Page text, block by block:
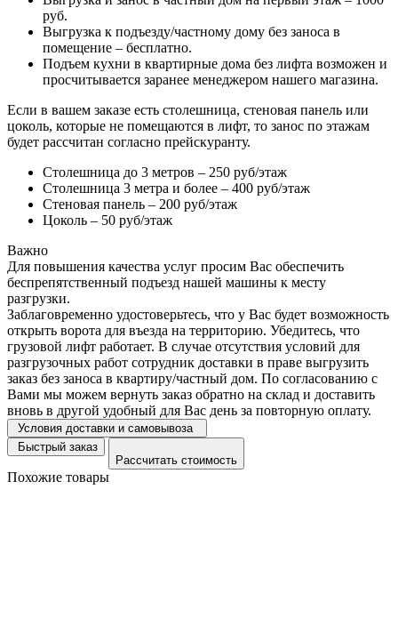
руб.
Выгрузка к подъезду/частному дому без заноса в
помещение – бесплатно.
Подъем кухни в квартирные дома без лифта возможен и
просчитывается заранее менеджером нашего магазина.
Если в вашем заказе есть столешница, стеновая панель или
цоколь, которые не помещаются в лифт, то занос по этажам
будет рассчитан согласно прейскуранту.
Столешница до 3 метров – 250 руб/этаж
Столешница 3 метра и более – 400 руб/этаж
Стеновая панель – 200 руб/этаж
Цоколь – 50 руб/этаж
Важно
Для повышения качества услуг просим Вас обеспечить
беспрепятственный подъезд нашей машины к месту
разгрузки.
Заблаговременно удостоверьтесь, что у Вас будет возможность
открыть ворота для въезда на территорию. Убедитесь, что
грузовой лифт работает. В случае отсутствия условий для
разгрузочных работ сотрудник доставки в праве выгрузить
заказ без заноса в квартиру/частный дом. По согласованию с
Вами мы можем вернуть заказ обратно на склад и доставить
вновь в другой удобный для Вас день за повторную оплату.
Условия доставки и самовывоза
Быстрый заказ
Рассчитать стоимость
Похожие товары